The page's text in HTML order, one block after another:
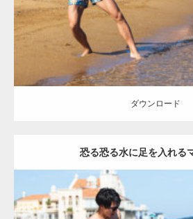
ダウンロード
ダウンロード
恐る恐る水に足を入れる
【YouTube】マッチ
ギネス世界記録…
【TV】TBS番組「ひ
ラスが紹介されま…